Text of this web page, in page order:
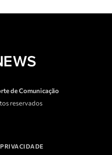
de Comunicação
reservados